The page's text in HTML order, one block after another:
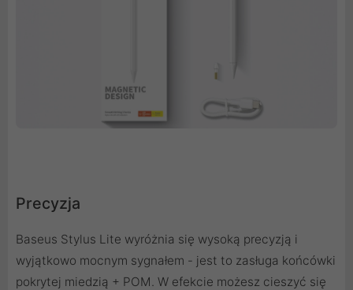
Precyzja
Baseus Stylus Lite wyróżnia się wysoką precyzją i
wyjątkowo mocnym sygnałem - jest to zasługa końcówki
pokrytej miedzią + POM. W efekcie możesz cieszyć się